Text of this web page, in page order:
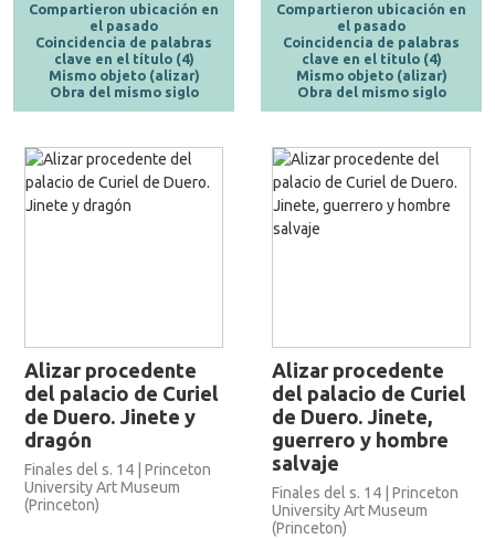
Compartieron ubicación en
el pasado
Coincidencia de palabras
clave en el título (4)
Mismo objeto (alizar)
Obra del mismo siglo
Compartieron ubicación en
el pasado
Coincidencia de palabras
clave en el título (4)
Mismo objeto (alizar)
Obra del mismo siglo
Alizar procedente
del palacio de Curiel
de Duero. Jinete y
dragón
Finales del s. 14 | Princeton
University Art Museum
(Princeton)
Alizar procedente
del palacio de Curiel
de Duero. Jinete,
guerrero y hombre
salvaje
Finales del s. 14 | Princeton
University Art Museum
(Princeton)